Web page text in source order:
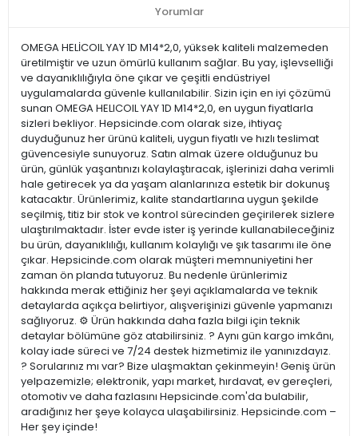
Yorumlar
OMEGA HELİCOIL YAY 1D M14*2,0, yüksek kaliteli malzemeden
üretilmiştir ve uzun ömürlü kullanım sağlar. Bu yay, işlevselliği
ve dayanıklılığıyla öne çıkar ve çeşitli endüstriyel
uygulamalarda güvenle kullanılabilir. Sizin için en iyi çözümü
sunan OMEGA HELICOIL YAY 1D M14*2,0, en uygun fiyatlarla
sizleri bekliyor. Hepsicinde.com olarak size, ihtiyaç
duyduğunuz her ürünü kaliteli, uygun fiyatlı ve hızlı teslimat
güvencesiyle sunuyoruz. Satın almak üzere olduğunuz bu
ürün, günlük yaşantınızı kolaylaştıracak, işlerinizi daha verimli
hale getirecek ya da yaşam alanlarınıza estetik bir dokunuş
katacaktır. Ürünlerimiz, kalite standartlarına uygun şekilde
seçilmiş, titiz bir stok ve kontrol sürecinden geçirilerek sizlere
ulaştırılmaktadır. İster evde ister iş yerinde kullanabileceğiniz
bu ürün, dayanıklılığı, kullanım kolaylığı ve şık tasarımı ile öne
çıkar. Hepsicinde.com olarak müşteri memnuniyetini her
zaman ön planda tutuyoruz. Bu nedenle ürünlerimiz
hakkında merak ettiğiniz her şeyi açıklamalarda ve teknik
detaylarda açıkça belirtiyor, alışverişinizi güvenle yapmanızı
sağlıyoruz. ⚙️ Ürün hakkında daha fazla bilgi için teknik
detaylar bölümüne göz atabilirsiniz. ? Aynı gün kargo imkânı,
kolay iade süreci ve 7/24 destek hizmetimiz ile yanınızdayız.
? Sorularınız mı var? Bize ulaşmaktan çekinmeyin! Geniş ürün
yelpazemizle; elektronik, yapı market, hırdavat, ev gereçleri,
otomotiv ve daha fazlasını Hepsicinde.com'da bulabilir,
aradığınız her şeye kolayca ulaşabilirsiniz. Hepsicinde.com –
Her şey içinde!